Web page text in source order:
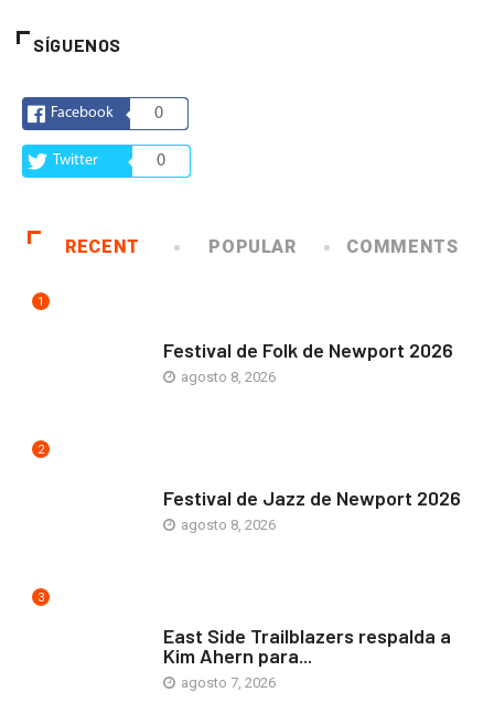
SÍGUENOS
Facebook 0
Twitter 0
RECENT POPULAR COMMENTS
1
Festival de Folk de Newport 2026
agosto 8, 2026
2
Festival de Jazz de Newport 2026
agosto 8, 2026
3
East Side Trailblazers respalda a
Kim Ahern para...
agosto 7, 2026